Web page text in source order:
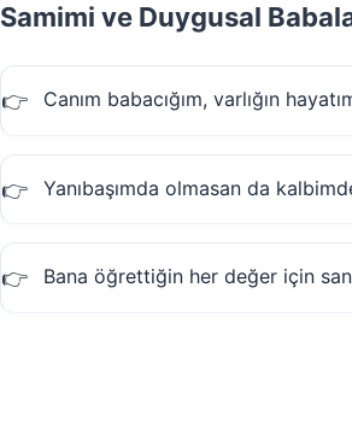
Samimi ve Duygusal
Canım babacığım, varlığın
Yanıbaşımda olmasan da
Bana öğrettiğin her değer için